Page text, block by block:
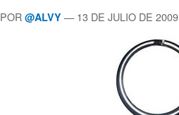
POR @ALVY —13 DE JULIO DE 2009